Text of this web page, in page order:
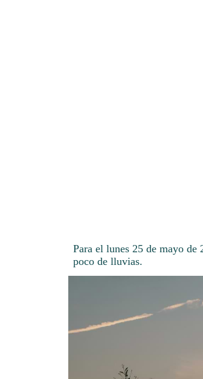
Para el lunes 25 de mayo de
poco de lluvias.